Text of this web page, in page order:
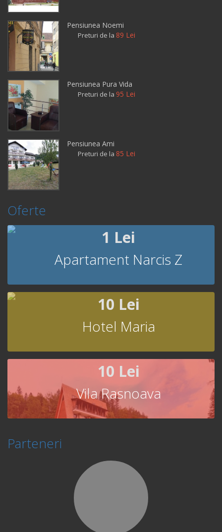
Pensiunea Noemi
Preturi de la 89 Lei
Pensiunea Pura Vida
Preturi de la 95 Lei
Pensiunea Ami
Preturi de la 85 Lei
Oferte
1 Lei
Apartament Narcis Z
10 Lei
Hotel Maria
10 Lei
Vila Rasnoava
Parteneri